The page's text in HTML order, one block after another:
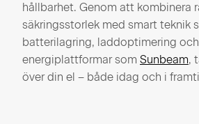
hållbarhet. Genom att kombinera
säkringsstorlek med smart teknik
batterilagring, laddoptimering och
energiplattformar som Sunbeam,
över din el – både idag och i